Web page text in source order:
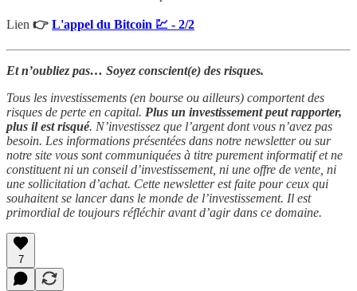
Lien 👉 L'appel du Bitcoin 💹 - 2/2
Et n’oubliez pas… Soyez conscient(e) des risques.
Tous les investissements (en bourse ou ailleurs) comportent des
risques de perte en capital. Plus un investissement peut rapporter,
plus il est risqué. N’investissez que l’argent dont vous n’avez pas
besoin. Les informations présentées dans notre newsletter ou sur
notre site vous sont communiquées à titre purement informatif et ne
constituent ni un conseil d’investissement, ni une offre de vente, ni
une sollicitation d’achat. Cette newsletter est faite pour ceux qui
souhaitent se lancer dans le monde de l’investissement. Il est
primordial de toujours réfléchir avant d’agir dans ce domaine.
7